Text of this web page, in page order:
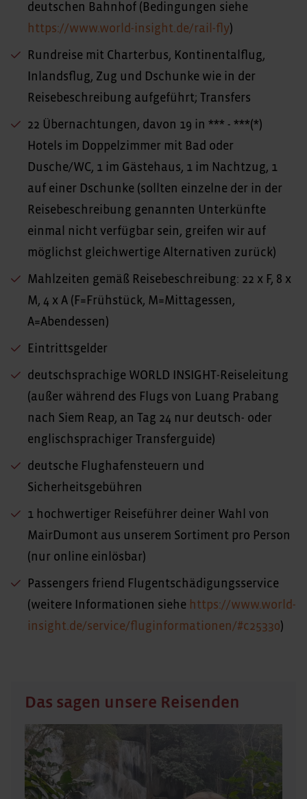
deutschen Bahnhof (Bedingungen siehe
https://www.world-insight.de/rail-fly)
Rundreise mit Charterbus, Kontinentalflug,
Inlandsflug, Zug und Dschunke wie in der
Reisebeschreibung aufgeführt; Transfers
22 Übernachtungen, davon 19 in *** - ***(*)
Hotels im Doppelzimmer mit Bad oder
Dusche/WC, 1 im Gästehaus, 1 im Nachtzug, 1
auf einer Dschunke (sollten einzelne der in der
Reisebeschreibung genannten Unterkünfte
einmal nicht verfügbar sein, greifen wir auf
möglichst gleichwertige Alternativen zurück)
Mahlzeiten gemäß Reisebeschreibung: 22 x F, 8 x
M, 4 x A (F=Frühstück, M=Mittagessen,
A=Abendessen)
Eintrittsgelder
deutschsprachige WORLD INSIGHT-Reiseleitung
(außer während des Flugs von Luang Prabang
nach Siem Reap, an Tag 24 nur deutsch- oder
englischsprachiger Transferguide)
deutsche Flughafensteuern und
Sicherheitsgebühren
1 hochwertiger Reiseführer deiner Wahl von
MairDumont aus unserem Sortiment pro Person
(nur online einlösbar)
Passengers friend Flugentschädigungsservice
(weitere Informationen siehe https://www.world-
insight.de/service/fluginformationen/#c25330)
Das sagen unsere Reisenden